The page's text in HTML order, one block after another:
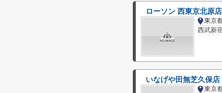
ローソン 西東京北原店
東京
西武新
いなげや田無芝久保店
東京